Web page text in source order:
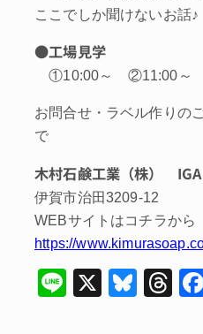
ここでしか聞けないお話♪
●工場見学
①10:00～ ②11:00～
お問合せ・ラベル作りの
で
木村石鹸工業（株）
伊賀市治田3209-12
WEBサイトはコチラから
https://
Li
X
Bl
T